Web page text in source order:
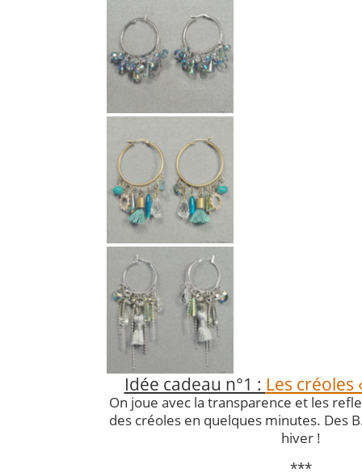
Idée cadeau n°1 : Les créoles
On joue avec la transparence et les
des créoles en quelques minutes. Des
hiver !
***